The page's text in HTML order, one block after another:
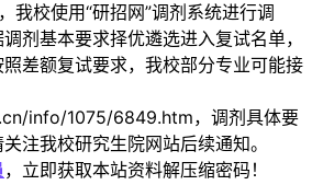
我校使用“研招网”调剂系统进行调
剂基本要求择优遴选进入复试名单，
差额复试要求，我校部分专业可能接
info/1075/6849.htm，调剂具体要
注我校研究生院网站后续通知。
，立即获取本站资料解压缩密码！